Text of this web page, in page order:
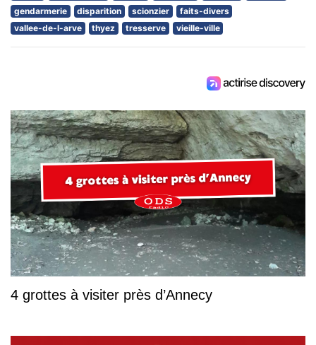
gendarmerie
disparition scionzier
faits-divers
vallee-de-l-arve
thyez tresserve vieille-ville
4 grottes à visiter près d’Annecy